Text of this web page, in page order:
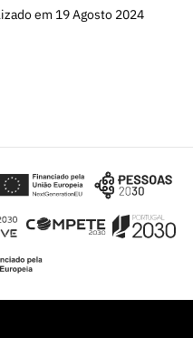
em 19 Agosto 2024